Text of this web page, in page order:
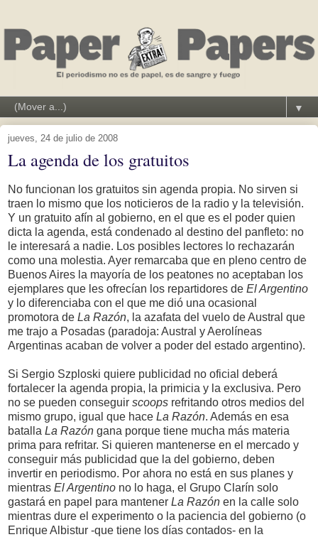
▼
jueves, 24 de julio de 2008
La agenda de los gratuitos
No funcionan los gratuitos sin agenda propia. No sirven si
traen lo mismo que los noticieros de la radio y la televisión.
Y un gratuito afín al gobierno, en el que es el poder quien
dicta la agenda, está condenado al destino del panfleto: no
le interesará a nadie. Los posibles lectores lo rechazarán
como una molestia. Ayer remarcaba que en pleno centro de
Buenos Aires la mayoría de los peatones no aceptaban los
ejemplares que les ofrecían los repartidores de El Argentino
y lo diferenciaba con el que me dió una ocasional
promotora de La Razón, la azafata del vuelo de Austral que
me trajo a Posadas (paradoja: Austral y Aerolíneas
Argentinas acaban de volver a poder del estado argentino).
Si Sergio Szploski quiere publicidad no oficial deberá
fortalecer la agenda propia, la primicia y la exclusiva. Pero
no se pueden conseguir scoops refritando otros medios del
mismo grupo, igual que hace La Razón. Además en esa
batalla La Razón gana porque tiene mucha más materia
prima para refritar. Si quieren mantenerse en el mercado y
conseguir más publicidad que la del gobierno, deben
invertir en periodismo. Por ahora no está en sus planes y
mientras El Argentino no lo haga, el Grupo Clarín solo
gastará en papel para mantener La Razón en la calle solo
mientras dure el experimento o la paciencia del gobierno (o
Enrique Albistur -que tiene los días contados- en la